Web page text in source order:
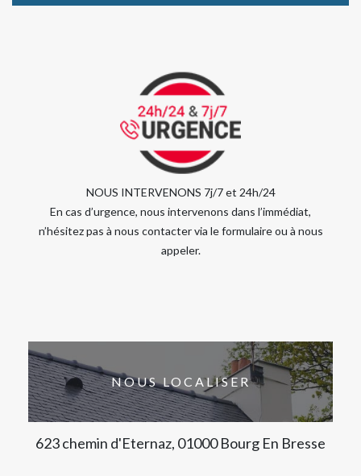
NOUS INTERVENONS 7j/7 et 24h/24
En cas d’urgence, nous intervenons dans l’immédiat,
n’hésitez pas à nous contacter via le formulaire ou à nous
appeler.
NOUS LOCALISER
623 chemin d'Eternaz, 01000 Bourg En Bresse